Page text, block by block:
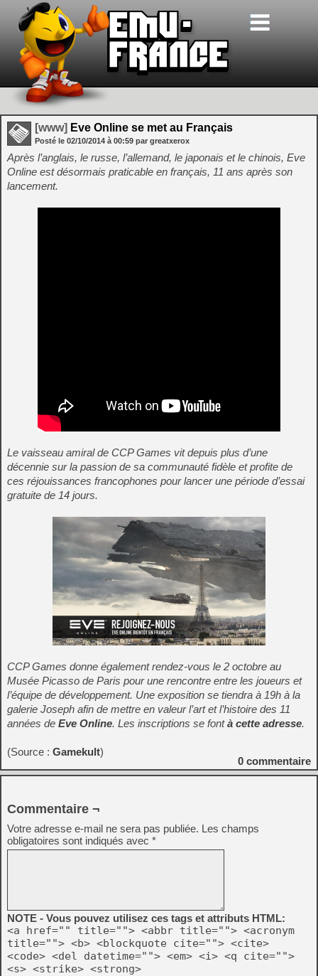
[www] Eve Online se met au Français
Posté le 02/10/2014 à 00:59 par greatxerox
Après l’anglais, le russe, l’allemand, le japonais et le chinois, Eve
Online est désormais praticable en français, 11 ans après son
lancement.
Le vaisseau amiral de CCP Games vit depuis plus d’une
décennie sur la passion de sa communauté fidèle et profite de
ces réjouissances francophones pour lancer une période d’essai
gratuite de 14 jours.
CCP Games donne également rendez-vous le 2 octobre au
Musée Picasso de Paris pour une rencontre entre les joueurs et
l’équipe de développement. Une exposition se tiendra à 19h à la
galerie Joseph afin de mettre en valeur l’art et l’histoire des 11
années de Eve Online. Les inscriptions se fontà cette adresse.
(Source : Gamekult)
0 commentaire
Commentaire ¬
Votre adresse e-mail ne sera pas publiée. Les champs
obligatoires sont indiqués avec *
NOTE - Vous pouvez utilisez ces tags et attributs HTML:
<a href="" title=""> <abbr title=""> <acronym
title=""> <b> <blockquote cite=""> <cite>
<code> <del datetime=""> <em> <i> <q cite="">
<s> <strike> <strong>